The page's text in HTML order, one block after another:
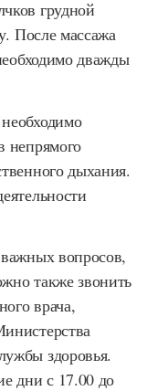
грудной
После массажа
дважды
непрямого
дыхания.
вопросов,
также звонить
врача,
здоровья.
дни с 17.00 до